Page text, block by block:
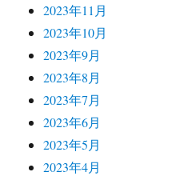
2023年11月
2023年10月
2023年9月
2023年8月
2023年7月
2023年6月
2023年5月
2023年4月